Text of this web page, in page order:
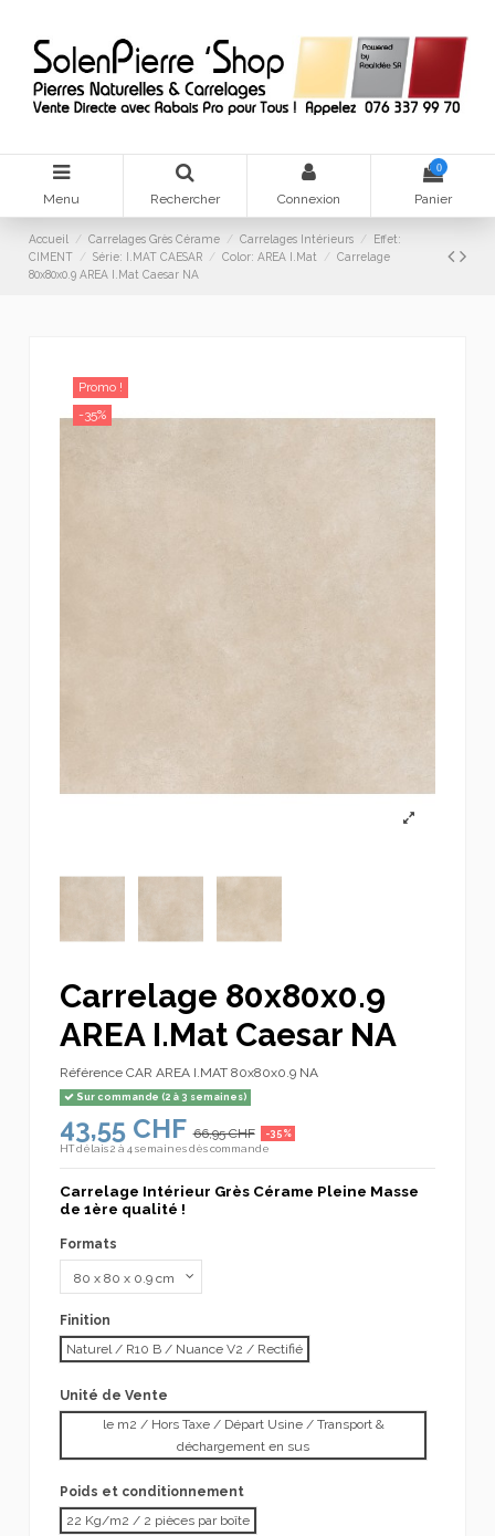
Menu Rechercher Connexion
0
Panier
Accueil Carrelages Grès Cérame Carrelages Intérieurs
Effet:
CIMENT
Série: I.MAT CAESAR Color: AREA I.Mat
Carrelage
80x80x0.9 AREA I.Mat Caesar NA
Promo !
-35%
Carrelage 80x80x0.9
AREA I.Mat Caesar NA
Référence CAR AREA I.MAT 80x80x0.9 NA
Sur commande (2 à 3 semaines)
43,55 CHF 66,95 CHF -35%
HTdélais 2 à 4 semaines dès commande
Carrelage Intérieur Grès Cérame Pleine Masse
de 1ère qualité !
Formats
Finition
Naturel / R10 B / Nuance V2 / Rectifié
Unité de Vente
le m2 / Hors Taxe / Départ Usine / Transport &
déchargement en sus
Poids et conditionnement
22 Kg/m2 / 2 pièces par boîte